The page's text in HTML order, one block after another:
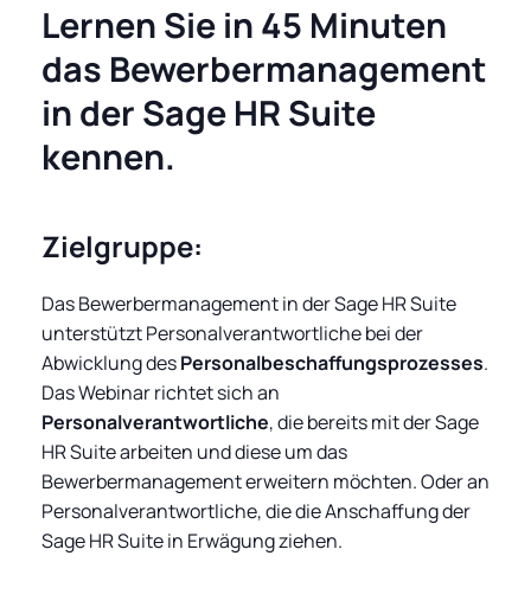
Lernen Sie in 45 Minuten
das Bewerbermanagement
in der Sage HR Suite
kennen.
Zielgruppe:
Das Bewerbermanagement in der Sage HR Suite
unterstützt Personalverantwortliche bei der
Abwicklung desPersonalbeschaffungsprozesses.
Das Webinar richtet sich an
Personalverantwortliche, die bereits mit der Sage
HR Suite arbeiten und diese um das
Bewerbermanagement erweitern möchten. Oder an
Personalverantwortliche, die die Anschaffung der
Sage HR Suite in Erwägung ziehen.